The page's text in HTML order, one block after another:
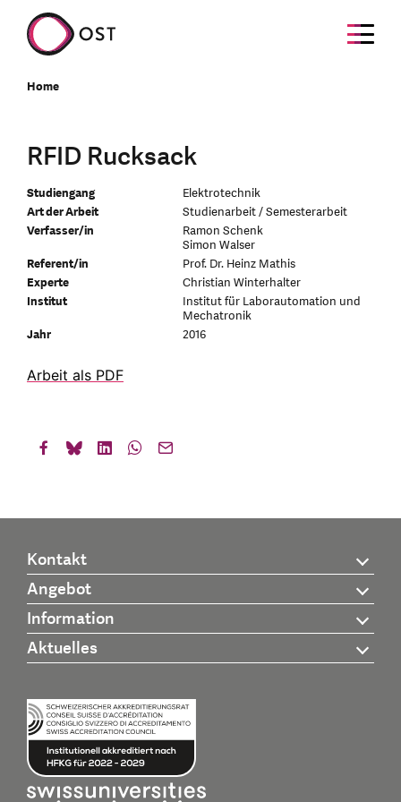
Home
RFID Rucksack
Studiengang
Elektrotechnik
Art der Arbeit
Studienarbeit / Semesterarbeit
Verfasser/in
Ramon Schenk
Simon Walser
Referent/in
Prof. Dr. Heinz Mathis
Experte
Christian Winterhalter
Institut
Institut für Laborautomation und
Mechatronik
Jahr
2016
Arbeit als PDF
Kontakt
Angebot
Information
Aktuelles